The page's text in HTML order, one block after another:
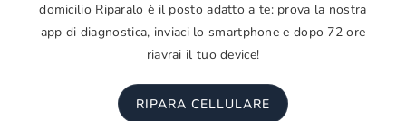
domicilio Riparalo è il posto adatto a te: prova la nostra
app di diagnostica, inviaci lo smartphone e dopo 72 ore
riavrai il tuo device!
RIPARA CELLULARE